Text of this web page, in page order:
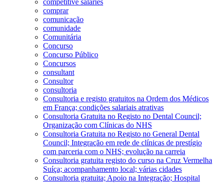
comprar
comunicação
comunidade
Comunitária
Concurso
Concurso Público
Concursos
consultant
Consultor
consultoria
Consultoria e registo gratuitos na Ordem dos Médicos
em França; condições salariais atrativas
Consultoria Gratuita no Registo no Dental Council;
Organização com Clínicas do NHS
Consultoria Gratuita no Registo no General Dental
Council; Integração em rede de clínicas de prestígio
com parceria com o NHS; evolução na carreia
Consultoria gratuita registo do curso na Cruz Vermelha
Suíça; acompanhamento local; várias cidades
Consultoria gratuita; Apoio na Integração; Hospital